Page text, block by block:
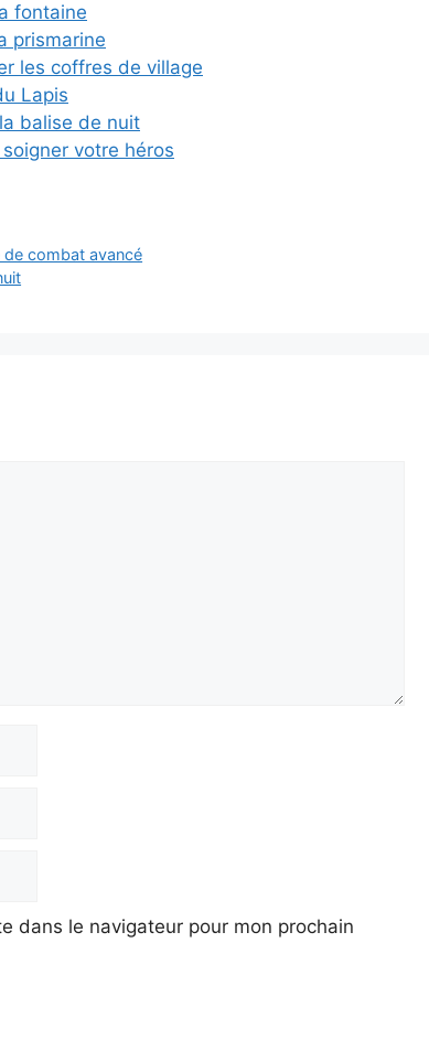
fontaine
prismarine
les coffres de village
Lapis
balise de nuit
votre héros
de combat avancé
dans le navigateur pour mon prochain